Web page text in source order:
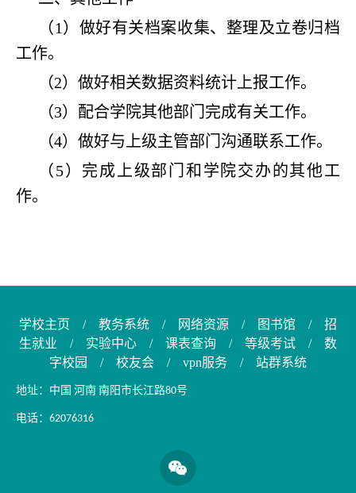
（1）做好有关档案收集、整理及立卷归档
工作。
（2）做好相关数据资料统计上报工作。
（3）配合学院其他部门完成有关工作。
（4）做好与上级主管部门沟通联系工作。
（5）完成上级部门和学院交办的其他工
作。
学校主页 / 教务系统 / 网络资源 / 图书馆 /
招
生就业
/ 实验中心 / 课表查询 / 等级考试 /
数
字校园
/ 校友会 / vpn服务 / 站群系统
地址：中国 河南 南阳市长江路80号
电话：62076316